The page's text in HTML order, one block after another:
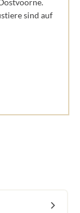
sind auf